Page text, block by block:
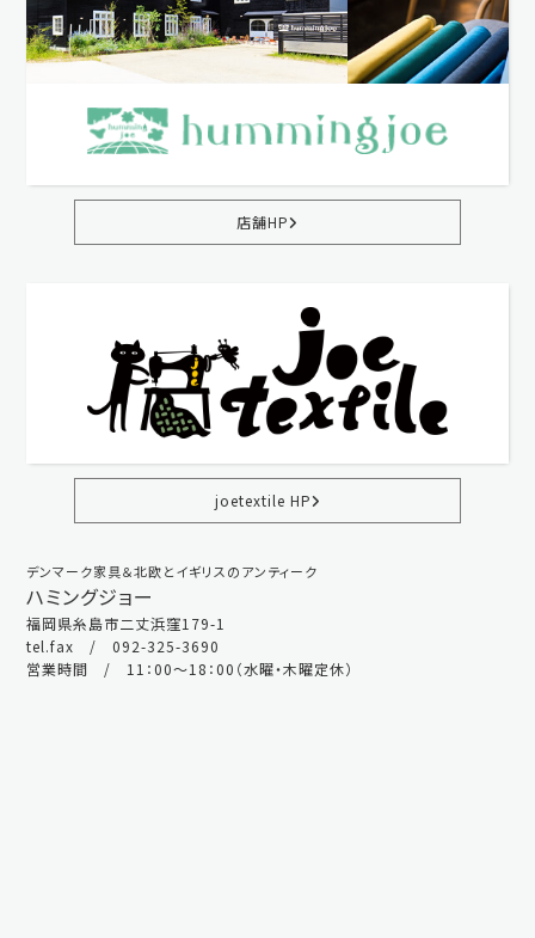
店舗HP
joetextile HP
デンマーク家具＆北欧とイギリスのアンティーク
ハミングジョー
福岡県糸島市二丈浜窪179-1
tel.fax / 092-325-3690
営業時間 / 11：00～18：00（水曜・木曜定休）